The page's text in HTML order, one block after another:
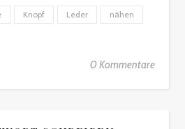
Knopf Leder
nähen
0 Kommentare